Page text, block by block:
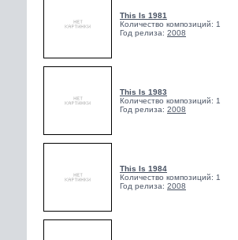
This Is 1981
Количество композиций: 1
Год релиза: 2008
This Is 1983
Количество композиций: 1
Год релиза: 2008
This Is 1984
Количество композиций: 1
Год релиза: 2008